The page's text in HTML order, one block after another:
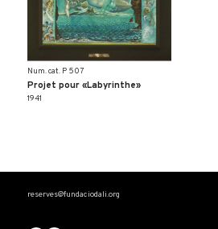
Num. cat. P 507
Projet pour «Labyrinthe»
1941
reserves@fundaciodali.org